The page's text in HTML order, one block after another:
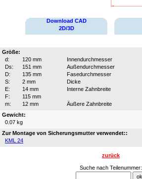
Download CAD
2D/3D
Größe:
d:
120 mm
Innendurchmesser
Ds:
151 mm
Außendurchmesser
D:
135 mm
Fasedurchmesser
S:
2 mm
Dicke
E:
14 mm
Interne Zahnbreite
F:
115 mm
m:
12 mm
Äußere Zahnbreite
Gewicht:
0.07 kg
Zur Montage von Sicherungsmutter verwendet::
KML 24
zurück
Suche nach Teilenummer: